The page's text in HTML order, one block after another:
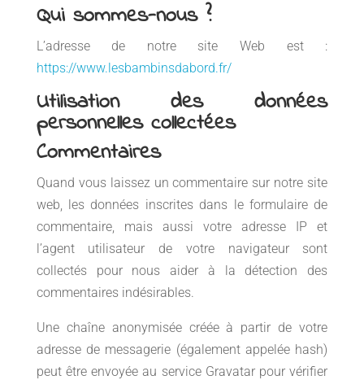
Qui sommes-nous ?
L’adresse de notre site Web est :
https://www.lesbambinsdabord.fr/
Utilisation des données
personnelles collectées
Commentaires
Quand vous laissez un commentaire sur notre site
web, les données inscrites dans le formulaire de
commentaire, mais aussi votre adresse IP et
l’agent utilisateur de votre navigateur sont
collectés pour nous aider à la détection des
commentaires indésirables.
Une chaîne anonymisée créée à partir de votre
adresse de messagerie (également appelée hash)
peut être envoyée au service Gravatar pour vérifier